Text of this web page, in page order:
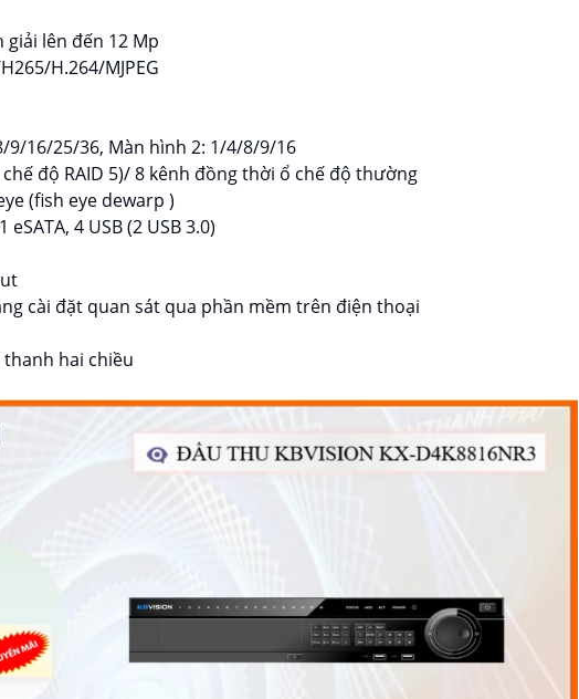
giải lên đến 12 Mp
H.264/MJPEG
9/16/25/36, Màn hình 2: 1/4/8/9/16
độ RAID 5)/ 8 kênh đồng thời ổ chế độ thường
(fish eye dewarp )
4 USB (2 USB 3.0)
cài đặt quan sát qua phần mềm trên điện thoại
thanh hai chiều